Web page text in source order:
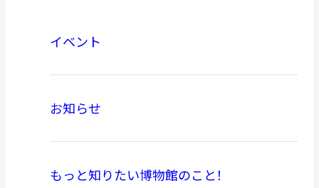
イベント
お知らせ
もっと知りたい博物館のこと！